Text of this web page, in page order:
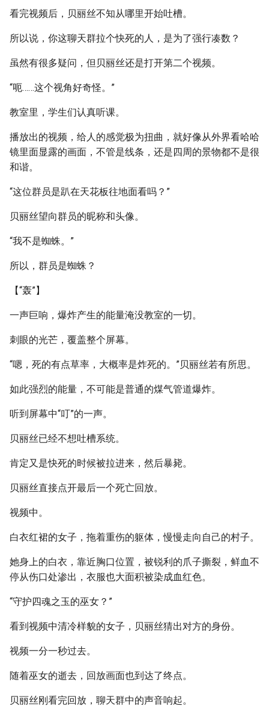
看完视频后，贝丽丝不知从哪里开始吐槽。
所以说，你这聊天群拉个快死的人，是为了强行凑数？
虽然有很多疑问，但贝丽丝还是打开第二个视频。
“呃……这个视角好奇怪。”
教室里，学生们认真听课。
播放出的视频，给人的感觉极为扭曲，就好像从外界看哈哈
镜里面显露的画面，不管是线条，还是四周的景物都不是很
和谐。
“这位群员是趴在天花板往地面看吗？”
贝丽丝望向群员的昵称和头像。
“我不是蜘蛛。”
所以，群员是蜘蛛？
【“轰”】
一声巨响，爆炸产生的能量淹没教室的一切。
刺眼的光芒，覆盖整个屏幕。
“嗯，死的有点草率，大概率是炸死的。”贝丽丝若有所思。
如此强烈的能量，不可能是普通的煤气管道爆炸。
听到屏幕中“叮”的一声。
贝丽丝已经不想吐槽系统。
肯定又是快死的时候被拉进来，然后暴毙。
贝丽丝直接点开最后一个死亡回放。
视频中。
白衣红裙的女子，拖着重伤的躯体，慢慢走向自己的村子。
她身上的白衣，靠近胸口位置，被锐利的爪子撕裂，鲜血不
停从伤口处渗出，衣服也大面积被染成血红色。
“守护四魂之玉的巫女？”
看到视频中清冷样貌的女子，贝丽丝猜出对方的身份。
视频一分一秒过去。
随着巫女的逝去，回放画面也到达了终点。
贝丽丝刚看完回放，聊天群中的声音响起。